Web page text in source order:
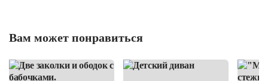
Вам может понравиться